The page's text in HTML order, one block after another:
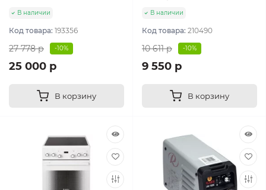
В наличии
Код товара: 193356
27 778 р -10%
25 000 р
В корзину
В наличии
Код товара: 210490
10 611 р -10%
9 550 р
В корзину